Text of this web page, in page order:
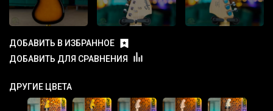
ДОБАВИТЬ В ИЗБРАННОЕ
ДОБАВИТЬ ДЛЯ СРАВНЕНИЯ
ДРУГИЕ ЦВЕТА